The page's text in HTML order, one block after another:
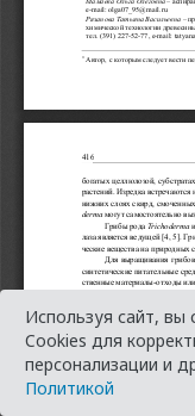
Используя сайт, вы
Cookies для
персонализации и
Политикой